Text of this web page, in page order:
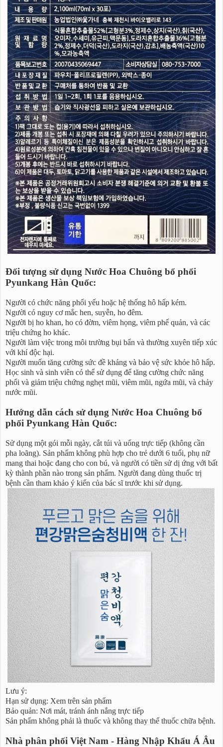
Đối tượng sử dụng Nước Hoa Chuông bổ phổi
Pyunkang Hàn Quốc:
Người có chức năng phổi yếu hoặc hệ thống hô hấp kém.
Người có nguy cơ mắc hen, suyễn, ho đêm.
Người bị ho khan, ho có đờm, viêm họng, viêm phế quản, và các
triệu chứng ho khác.
Người làm việc trong môi trường bụi bẩn và thường xuyên tiếp xúc
với khí độc hại.
Người muốn tăng cường sức đề kháng và bảo vệ sức khỏe hô hấp.
Học sinh và sinh viên có thể sử dụng để tăng cường chức năng
phổi và giảm triệu chứng nghẹt mũi, viêm mũi, ngứa mũi, và chảy
nước mũi.
Hướng dẫn cách sử dụng Nước Hoa Chuông bổ
phổi Pyunkang Hàn Quốc:
Sử dụng một gói mỗi ngày, cắt túi và uống trực tiếp (không cần
pha loãng). Sản phẩm không phù hợp cho trẻ dưới 6 tuổi, phụ nữ
mang thai hoặc đang cho con bú, và người có tiền sử dị ứng với bất
kỳ thành phần nào trong sản phẩm. Người đang dùng thuốc trị
bệnh cần tham khảo ý kiến của bác sĩ trước khi sử dụng.
Lưu ý:
Hạn sử dụng: Xem trên sản phẩm
Bảo quản: Nơi mát, tránh ánh nắng trực tiếp
Sản phẩm không phải là thuốc và không thay thế thuốc chữa bệnh.
Nhà phân phối Việt Nam - Hàng Nhập Khẩu Á Âu